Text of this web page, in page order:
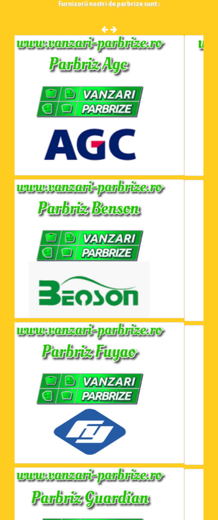
Furnizorii nostri de parbrize sunt :